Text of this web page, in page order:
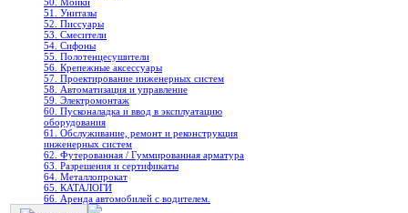
51. Унитазы
52. Писсуары
53. Смесители
54. Сифоны
55. Полотенцесушители
56. Крепежные аксессуары
57. Проектирование инженерных систем
58. Автоматизация и управление
59. Электромонтаж
60. Пусконаладка и ввод в эксплуатацию
оборудования
61. Обслуживание, ремонт и реконструкция
инженерных систем
62. Футерованная / Гуммированная арматура
63. Разрешения и сертификаты
64. Металлопрокат
65. КАТАЛОГИ
66. Аренда автомобилей с водителем.